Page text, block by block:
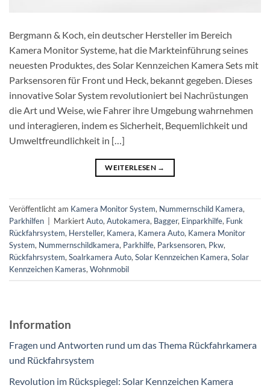
Bergmann & Koch, ein deutscher Hersteller im Bereich
Kamera Monitor Systeme, hat die Markteinführung seines
neuesten Produktes, des Solar Kennzeichen Kamera Sets mit
Parksensoren für Front und Heck, bekannt gegeben. Dieses
innovative Solar System revolutioniert bei Nachrüstungen
die Art und Weise, wie Fahrer ihre Umgebung wahrnehmen
und interagieren, indem es Sicherheit, Bequemlichkeit und
Umweltfreundlichkeit in […]
WEITERLESEN →
Veröffentlicht am Kamera Monitor System, Nummernschild Kamera,
Parkhilfen
MarkiertAuto, Autokamera, Bagger, Einparkhilfe, Funk
Rückfahrsystem, Hersteller, Kamera, Kamera Auto, Kamera Monitor
System, Nummernschildkamera, Parkhilfe, Parksensoren, Pkw,
Rückfahrsystem, Soalrkamera Auto, Solar Kennzeichen Kamera, Solar
Kennzeichen Kameras, Wohnmobil
Information
Fragen und Antworten rund um das Thema Rückfahrkamera
und Rückfahrsystem
Revolution im Rückspiegel: Solar Kennzeichen Kamera